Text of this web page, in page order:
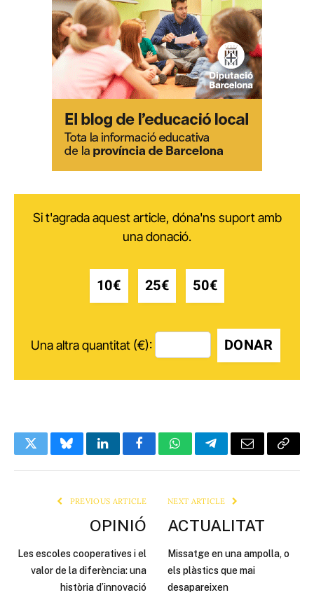
Si t'agrada aquest article, dóna'ns suport amb
una donació.
10€ 25€ 50€
Una altra quantitat (€): DONAR
TwitterBlueskyLinkedInFacebookWhatsAppTelegramEmail Copy
PREVIOUS ARTICLE
OPINIÓ
Les escoles cooperatives i el
valor de la diferència: una
història d’innovació
NEXT ARTICLE
ACTUALITAT
Missatge en una ampolla, o
els plàstics que mai
desapareixen